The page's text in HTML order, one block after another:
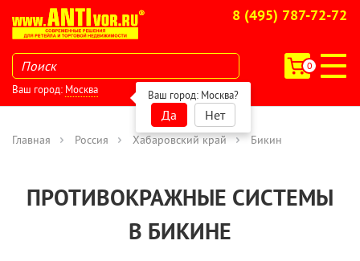
8 (495) 787-72-72
0
Ваш город: Москва Ваш город: Москва?
Да Нет
Главная Россия Хабаровский край Бикин
ПРОТИВОКРАЖНЫЕ СИСТЕМЫ
В БИКИНЕ